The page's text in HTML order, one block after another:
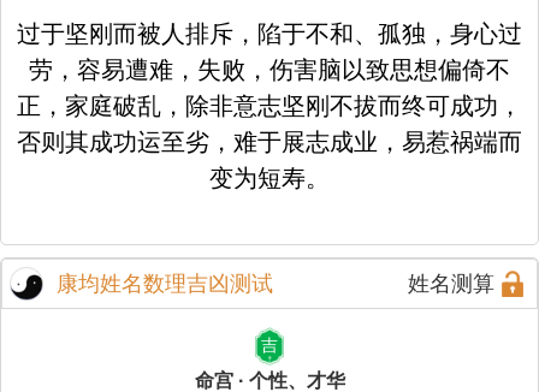
过于坚刚而被人排斥，陷于不和、孤独，身心过
劳，容易遭难，失败，伤害脑以致思想偏倚不
正，家庭破乱，除非意志坚刚不拔而终可成功，
否则其成功运至劣，难于展志成业，易惹祸端而
变为短寿。
康均姓名数理吉凶测试 姓名测算
吉
命宫 · 个性、才华